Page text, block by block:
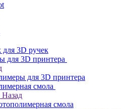
для 3D ручек
для 3D принтера
для 3D принтера
смола
Назад
смола